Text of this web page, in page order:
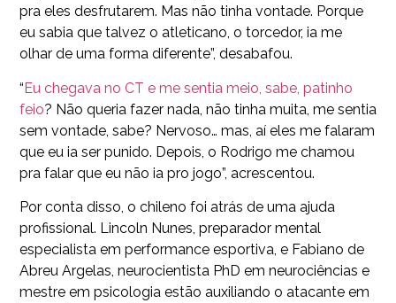
pra eles desfrutarem. Mas não tinha vontade. Porque
eu sabia que talvez o atleticano, o torcedor, ia me
olhar de uma forma diferente”, desabafou.
“Eu chegava no CT e me sentia meio, sabe, patinho
feio? Não queria fazer nada, não tinha muita, me sentia
sem vontade, sabe? Nervoso… mas, aí eles me falaram
que eu ia ser punido. Depois, o Rodrigo me chamou
pra falar que eu não ia pro jogo”, acrescentou.
Por conta disso, o chileno foi atrás de uma ajuda
profissional. Lincoln Nunes, preparador mental
especialista em performance esportiva, e Fabiano de
Abreu Argelas, neurocientista PhD em neurociências e
mestre em psicologia estão auxiliando o atacante em